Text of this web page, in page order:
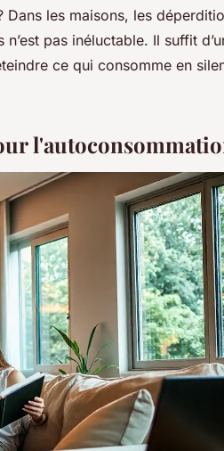
les maisons, les
pas inéluctable. Il suffit
ce qui consomme en